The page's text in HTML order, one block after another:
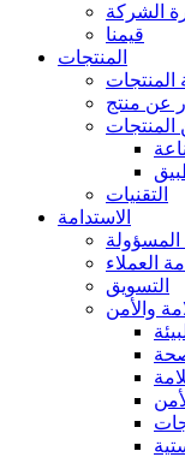
الشركة
قيمنا
المنتجات
عن منتج
التقنيات
الاستدامة
المسؤولة
العملاء
التسويق
والأمن